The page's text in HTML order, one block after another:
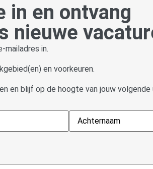
in en ontvang
nieuwe
mailadres in.
en voorkeuren.
en blijf op de hoogte van jouw volgende